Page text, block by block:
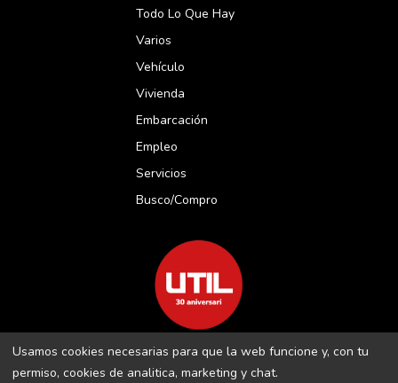
Usamos cookies necesarias para que la web funcione y, con tu
permiso, cookies de analitica, marketing y chat.
Todo Lo Que Hay
Varios
Vehículo
Vivienda
Embarcación
Empleo
Servicios
Busco/compro
REVISTA UTIL MENORCA S.L C/ BORJA MOLL, 18 · 07703 MAÓ-